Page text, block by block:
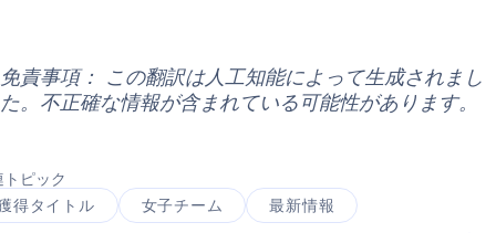
免責事項： この翻訳は人工知能によって生成されまし
た。不正確な情報が含まれている可能性があります。
トピック
得タイトル
女子チーム 最新情報